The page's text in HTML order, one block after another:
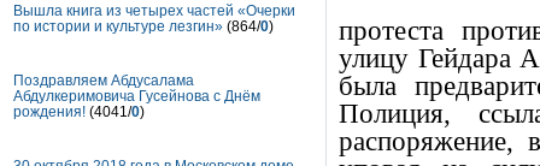
протеста
улицу Гейдара
была
Полиция,
распоряжение,
Вышла книга из четырех частей «Очерки
по истории и культуре лезгин» (864/0)
Поздравляем Абдусалама
Абдулкеримовича Гусейнова с Днём
рождения! (4041/0)